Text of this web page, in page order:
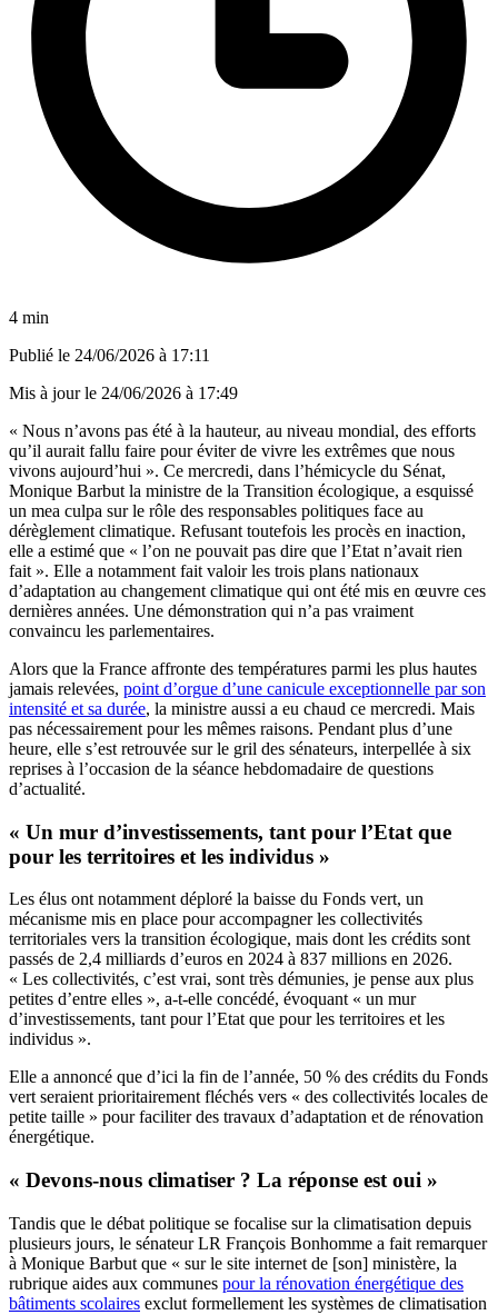
4 min
Publié le 24/06/2026 à 17:11
Mis à jour le 24/06/2026 à 17:49
« Nous n’avons pas été à la hauteur, au niveau mondial, des efforts
qu’il aurait fallu faire pour éviter de vivre les extrêmes que nous
vivons aujourd’hui ». Ce mercredi, dans l’hémicycle du Sénat,
Monique Barbut la ministre de la Transition écologique, a esquissé
un mea culpa sur le rôle des responsables politiques face au
dérèglement climatique. Refusant toutefois les procès en inaction,
elle a estimé que « l’on ne pouvait pas dire que l’Etat n’avait rien
fait ». Elle a notamment fait valoir les trois plans nationaux
d’adaptation au changement climatique qui ont été mis en œuvre ces
dernières années. Une démonstration qui n’a pas vraiment
convaincu les parlementaires.
Alors que la France affronte des températures parmi les plus hautes
jamais relevées, point d’orgue d’une canicule exceptionnelle par son
intensité et sa durée, la ministre aussi a eu chaud ce mercredi. Mais
pas nécessairement pour les mêmes raisons. Pendant plus d’une
heure, elle s’est retrouvée sur le gril des sénateurs, interpellée à six
reprises à l’occasion de la séance hebdomadaire de questions
d’actualité.
« Un mur d’investissements, tant pour l’Etat que
pour les territoires et les individus »
Les élus ont notamment déploré la baisse du Fonds vert, un
mécanisme mis en place pour accompagner les collectivités
territoriales vers la transition écologique, mais dont les crédits sont
passés de 2,4 milliards d’euros en 2024 à 837 millions en 2026.
« Les collectivités, c’est vrai, sont très démunies, je pense aux plus
petites d’entre elles », a-t-elle concédé, évoquant « un mur
d’investissements, tant pour l’Etat que pour les territoires et les
individus ».
Elle a annoncé que d’ici la fin de l’année, 50 % des crédits du Fonds
vert seraient prioritairement fléchés vers « des collectivités locales de
petite taille » pour faciliter des travaux d’adaptation et de rénovation
énergétique.
« Devons-nous climatiser ? La réponse est oui »
Tandis que le débat politique se focalise sur la climatisation depuis
plusieurs jours, le sénateur LR François Bonhomme a fait remarquer
à Monique Barbut que « sur le site internet de [son] ministère, la
rubrique aides aux communes pour la rénovation énergétique des
bâtiments scolaires exclut formellement les systèmes de climatisation